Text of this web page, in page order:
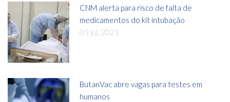
CNM alerta para risco de falta de
medicamentos do kit intubação
05 jul, 2021
ButanVac abre vagas para testes em
humanos